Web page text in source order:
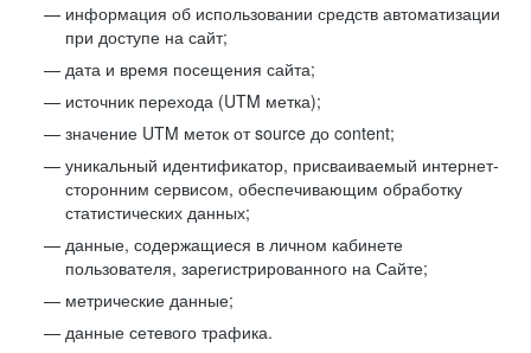
информация об использовании средств автоматизации
при доступе на сайт;
дата и время посещения сайта;
источник перехода (UTM метка);
значение UTM меток от source до content;
уникальный идентификатор, присваиваемый интернет-
сторонним сервисом, обеспечивающим обработку
статистических данных;
данные, содержащиеся в личном кабинете
пользователя, зарегистрированного на Сайте;
метрические данные;
данные сетевого трафика.